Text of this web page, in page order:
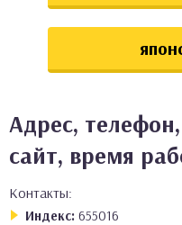
Адрес,
сайт, время
Контакты:
Индекс: 655016